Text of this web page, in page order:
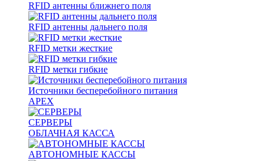
RFID антенны ближнего поля
RFID антенны дальнего поля
RFID метки жесткие
RFID метки гибкие
Источники бесперебойного питания
APEX
СЕРВЕРЫ
ОБЛАЧНАЯ КАССА
АВТОНОМНЫЕ КАССЫ